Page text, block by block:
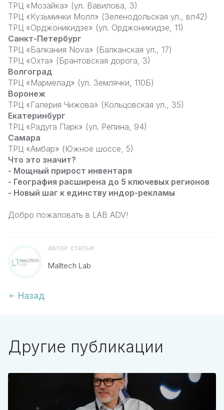
ТРЦ «Мозайка» (ул. Вавилова, 3)
ТРЦ «Кузьминки Молл» (Зеленодольская ул., вл42)
ТРЦ «Орджоникидзе» (ул. Орджоникидзе, 11)
Санкт-Петербург
ТРЦ «Балкания Nova» (Балканская ул., 17)
ТРЦ «Охта» (Брантовская дорога, 3)
Волгоград
ТРЦ «Мармелад» (ул. Землячки, 110Б)
Воронеж
ТРЦ «Галерия Чижова» (Кольцовская ул., 35)
Екатеринбург
ТРЦ «Радуга Парк» (ул. Репина, 94)
Самара
ТРЦ «Амбар» (Южное шоссе, 5)
Что это значит?
- Мощный прирост инвентаря
- География расширена до 5 ключевых регионов
- Новый шаг к единству индор-рекламы
Добро пожаловать в LAB ADV!
АВТОР СТАТЬИ
Malltech Lab
Назад
Другие публикации